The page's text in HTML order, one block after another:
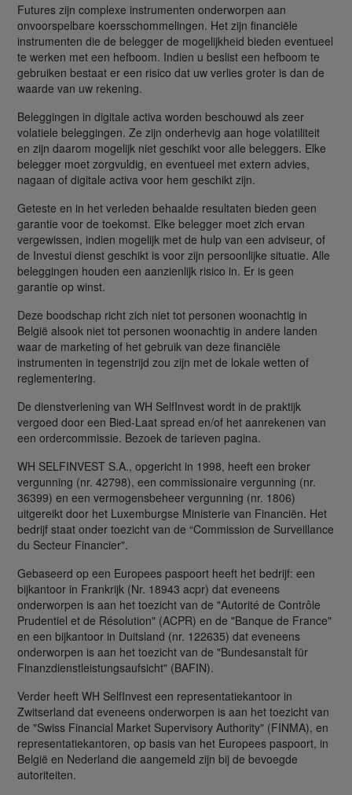
Futures zijn complexe instrumenten onderworpen aan
onvoorspelbare koersschommelingen. Het zijn financiële
instrumenten die de belegger de mogelijkheid bieden eventueel
te werken met een hefboom. Indien u beslist een hefboom te
gebruiken bestaat er een risico dat uw verlies groter is dan de
waarde van uw rekening.
Beleggingen in digitale activa worden beschouwd als zeer
volatiele beleggingen. Ze zijn onderhevig aan hoge volatiliteit
en zijn daarom mogelijk niet geschikt voor alle beleggers. Elke
belegger moet zorgvuldig, en eventueel met extern advies,
nagaan of digitale activa voor hem geschikt zijn.
Geteste en in het verleden behaalde resultaten bieden geen
garantie voor de toekomst. Elke belegger moet zich ervan
vergewissen, indien mogelijk met de hulp van een adviseur, of
de Investui dienst geschikt is voor zijn persoonlijke situatie. Alle
beleggingen houden een aanzienlijk risico in. Er is geen
garantie op winst.
Deze boodschap richt zich niet tot personen woonachtig in
België alsook niet tot personen woonachtig in andere landen
waar de marketing of het gebruik van deze financiële
instrumenten in tegenstrijd zou zijn met de lokale wetten of
reglementering.
De dienstverlening van WH SelfInvest wordt in de praktijk
vergoed door een Bied-Laat spread en/of het aanrekenen van
een ordercommissie. Bezoek de tarieven pagina.
WH SELFINVEST S.A., opgericht in 1998, heeft een broker
vergunning (nr. 42798), een commissionaire vergunning (nr.
36399) en een vermogensbeheer vergunning (nr. 1806)
uitgereikt door het Luxemburgse Ministerie van Financiën. Het
bedrijf staat onder toezicht van de “Commission de Surveillance
du Secteur Financier".
Gebaseerd op een Europees paspoort heeft het bedrijf: een
bijkantoor in Frankrijk (Nr. 18943 acpr) dat eveneens
onderworpen is aan het toezicht van de "Autorité de Contrôle
Prudentiel et de Résolution" (ACPR) en de "Banque de France"
en een bijkantoor in Duitsland (nr. 122635) dat eveneens
onderworpen is aan het toezicht van de "Bundesanstalt für
Finanzdienstleistungsaufsicht" (BAFIN).
Verder heeft WH SelfInvest een representatiekantoor in
Zwitserland dat eveneens onderworpen is aan het toezicht van
de "Swiss Financial Market Supervisory Authority" (FINMA), en
representatiekantoren, op basis van het Europees paspoort, in
België en Nederland die aangemeld zijn bij de bevoegde
autoriteiten.